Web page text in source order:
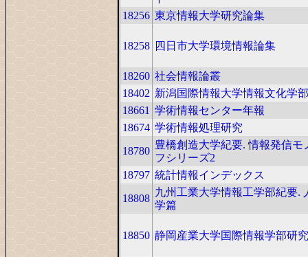
18256 東京情報大学研究論集
18258 四日市大学環境情報論集
18260 社会情報論叢
18402 新潟国際情報大学情報文化学
18661 学術情報センター年報
18674 学術情報処理研究
18780
豊橋創造大学紀要. 情報発信モ
フシリーズ2
18797 統計情報インデックス
18808
九州工業大学情報工学部紀要.
学篇
18850 静岡産業大学国際情報学部研